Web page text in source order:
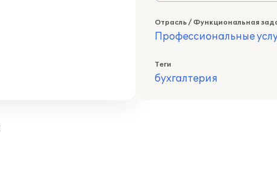
Отрасль / Функциональная
Профессиональные
Теги
бухгалтерия